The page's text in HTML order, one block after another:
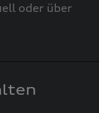
oder über